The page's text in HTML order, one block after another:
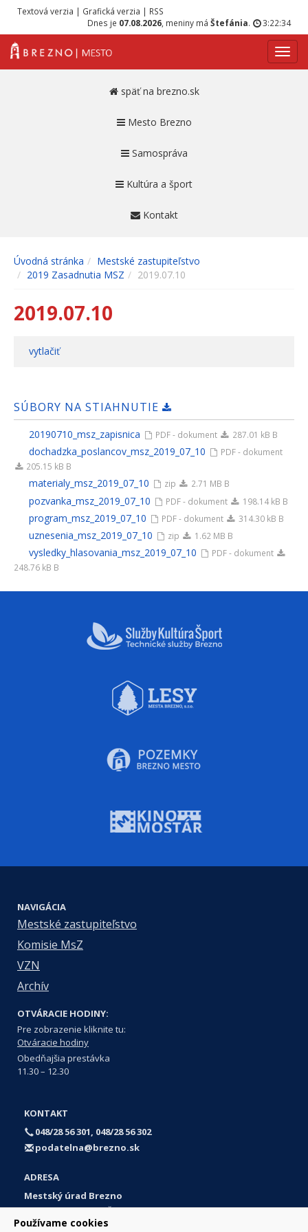
Používame cookies
Textová verzia | Grafická verzia | RSS
Dnes je 07.08.2026 , meniny má Štefánia. 3:22:34
späť na brezno.sk
Mesto Brezno
Samospráva
Kultúra a šport
Kontakt
Úvodná stránka
Mestské zastupiteľstvo
2019 Zasadnutia MSZ
2019.07.10
2019.07.10
vytlačiť
SÚBORY NA STIAHNUTIE
20190710_msz_zapisnica PDF - dokument 287.01 kB B
dochadzka_poslancov_msz_2019_07_10
PDF - dokument
205.15 kB B
materialy_msz_2019_07_10 zip 2.71 MB B
pozvanka_msz_2019_07_10 PDF - dokument 198.14 kB B
program_msz_2019_07_10 PDF - dokument 314.30 kB B
uznesenia_msz_2019_07_10 zip 1.62 MB B
vysledky_hlasovania_msz_2019_07_10
PDF - dokument
248.76 kB B
NAVIGÁCIA
Mestské zastupiteľstvo
Komisie MsZ
VZN
Archív
OTVÁRACIE HODINY:
Pre zobrazenie kliknite tu:
Otváracie hodiny
Obedňajšia prestávka
11.30 – 12.30
KONTAKT
048/28 56 301, 048/28 56 302
podatelna@brezno.sk
ADRESA
Mestský úrad Brezno
Námestie gen. M. R. Štefánika 1
977 01 Brezno